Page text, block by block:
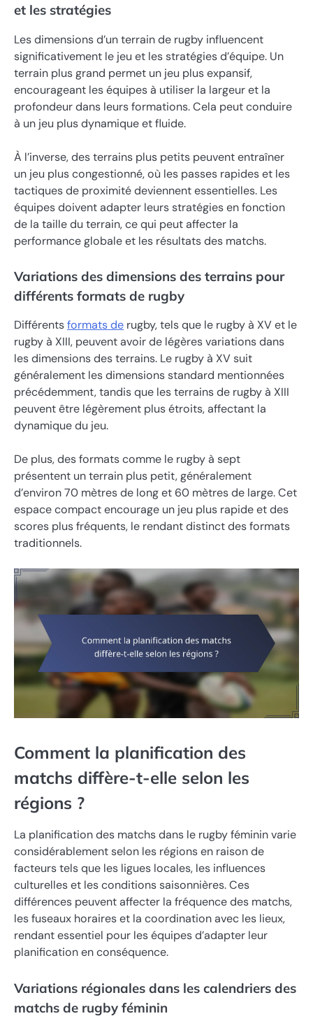
et les stratégies
Les dimensions d’un terrain de rugby influencent
significativement le jeu et les stratégies d’équipe. Un
terrain plus grand permet un jeu plus expansif,
encourageant les équipes à utiliser la largeur et la
profondeur dans leurs formations. Cela peut conduire
à un jeu plus dynamique et fluide.
À l’inverse, des terrains plus petits peuvent entraîner
un jeu plus congestionné, où les passes rapides et les
tactiques de proximité deviennent essentielles. Les
équipes doivent adapter leurs stratégies en fonction
de la taille du terrain, ce qui peut affecter la
performance globale et les résultats des matchs.
Variations des dimensions des terrains pour
différents formats de rugby
Différentsformats de rugby, tels que le rugby à XV et le
rugby à XIII, peuvent avoir de légères variations dans
les dimensions des terrains. Le rugby à XV suit
généralement les dimensions standard mentionnées
précédemment, tandis que les terrains de rugby à XIII
peuvent être légèrement plus étroits, affectant la
dynamique du jeu.
De plus, des formats comme le rugby à sept
présentent un terrain plus petit, généralement
d’environ 70 mètres de long et 60 mètres de large. Cet
espace compact encourage un jeu plus rapide et des
scores plus fréquents, le rendant distinct des formats
traditionnels.
Comment la planification des
matchs diffère-t-elle selon les
régions ?
La planification des matchs dans le rugby féminin varie
considérablement selon les régions en raison de
facteurs tels que les ligues locales, les influences
culturelles et les conditions saisonnières. Ces
différences peuvent affecter la fréquence des matchs,
les fuseaux horaires et la coordination avec les lieux,
rendant essentiel pour les équipes d’adapter leur
planification en conséquence.
Variations régionales dans les calendriers des
matchs de rugby féminin